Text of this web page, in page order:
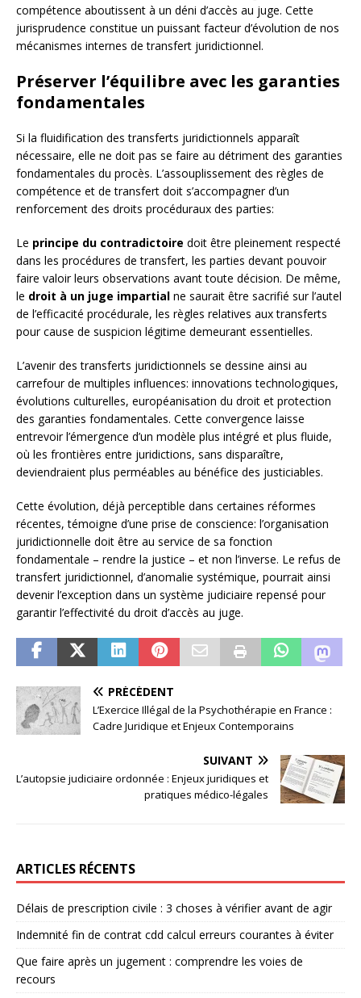
compétence aboutissent à un déni d’accès au juge. Cette
jurisprudence constitue un puissant facteur d’évolution de nos
mécanismes internes de transfert juridictionnel.
Préserver l’équilibre avec les garanties
fondamentales
Si la fluidification des transferts juridictionnels apparaît
nécessaire, elle ne doit pas se faire au détriment des garanties
fondamentales du procès. L’assouplissement des règles de
compétence et de transfert doit s’accompagner d’un
renforcement des droits procéduraux des parties:
Le principe du contradictoire doit être pleinement respecté
dans les procédures de transfert, les parties devant pouvoir
faire valoir leurs observations avant toute décision. De même,
le droit à un juge impartial ne saurait être sacrifié sur l’autel
de l’efficacité procédurale, les règles relatives aux transferts
pour cause de suspicion légitime demeurant essentielles.
L’avenir des transferts juridictionnels se dessine ainsi au
carrefour de multiples influences: innovations technologiques,
évolutions culturelles, européanisation du droit et protection
des garanties fondamentales. Cette convergence laisse
entrevoir l’émergence d’un modèle plus intégré et plus fluide,
où les frontières entre juridictions, sans disparaître,
deviendraient plus perméables au bénéfice des justiciables.
Cette évolution, déjà perceptible dans certaines réformes
récentes, témoigne d’une prise de conscience: l’organisation
juridictionnelle doit être au service de sa fonction
fondamentale – rendre la justice – et non l’inverse. Le refus de
transfert juridictionnel, d’anomalie systémique, pourrait ainsi
devenir l’exception dans un système judiciaire repensé pour
garantir l’effectivité du droit d’accès au juge.
PRÉCÉDENT
L’Exercice Illégal de la Psychothérapie en France :
Cadre Juridique et Enjeux Contemporains
SUIVANT
L’autopsie judiciaire ordonnée : Enjeux juridiques et
pratiques médico-légales
ARTICLES RÉCENTS
Délais de prescription civile : 3 choses à vérifier avant de agir
Indemnité fin de contrat cdd calcul erreurs courantes à éviter
Que faire après un jugement : comprendre les voies de
recours